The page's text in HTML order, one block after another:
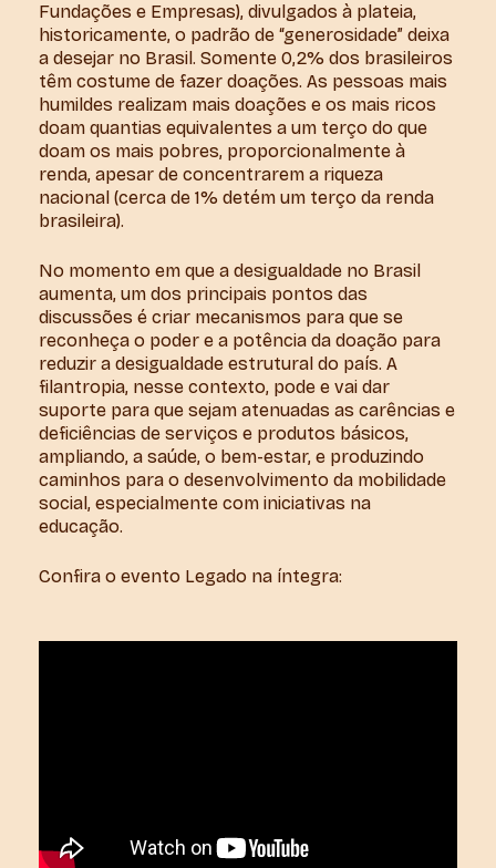
Fundações e Empresas), divulgados à plateia,
historicamente, o padrão de “generosidade” deixa
a desejar no Brasil. Somente 0,2% dos brasileiros
têm costume de fazer doações. As pessoas mais
humildes realizam mais doações e os mais ricos
doam quantias equivalentes a um terço do que
doam os mais pobres, proporcionalmente à
renda, apesar de concentrarem a riqueza
nacional (cerca de 1% detém um terço da renda
brasileira).
No momento em que a desigualdade no Brasil
aumenta, um dos principais pontos das
discussões é criar mecanismos para que se
reconheça o poder e a potência da doação para
reduzir a desigualdade estrutural do país. A
filantropia, nesse contexto, pode e vai dar
suporte para que sejam atenuadas as carências e
deficiências de serviços e produtos básicos,
ampliando, a saúde, o bem-estar, e produzindo
caminhos para o desenvolvimento da mobilidade
social, especialmente com iniciativas na
educação.
Confira o evento Legado na íntegra: